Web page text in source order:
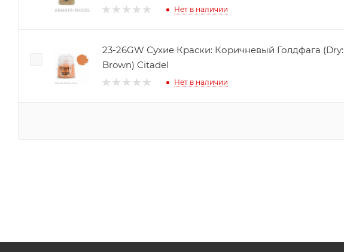
Нет в наличии
23-26GW Сухие Краски: Коричневый Голдфага (Dry: Goldfag
Brown) Citadel
Нет в наличии